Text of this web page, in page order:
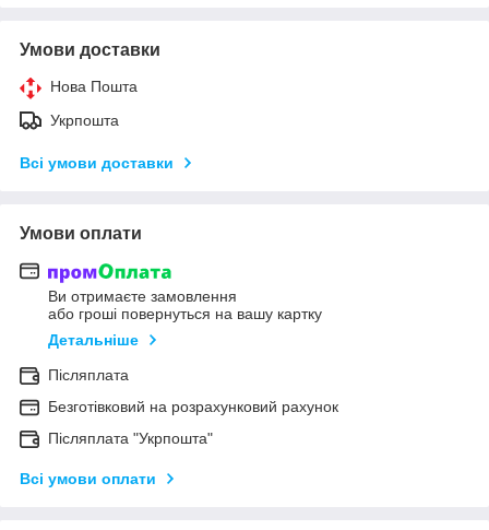
Умови доставки
Нова Пошта
Укрпошта
Всі умови доставки
Умови оплати
Ви отримаєте замовлення
або гроші повернуться на вашу картку
Детальніше
Післяплата
Безготівковий на розрахунковий рахунок
Післяплата "Укрпошта"
Всі умови оплати